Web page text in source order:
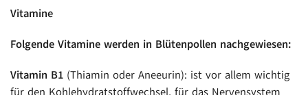
Vitamine
Folgende Vitamine werden in Blütenpollen nachgewiesen:
Vitamin B1 (Thiamin oder Aneeurin): ist vor allem wichtig